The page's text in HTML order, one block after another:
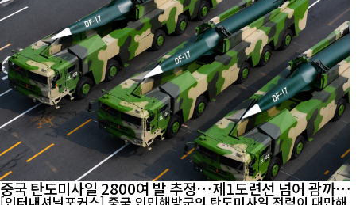
중국 탄도미사일 2800여 발 추정…제1도련선 넘어 괌까지